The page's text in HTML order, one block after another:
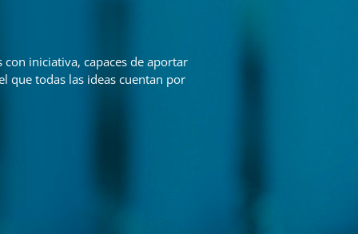
iniciativa, capaces de aportar
que todas las ideas cuentan por